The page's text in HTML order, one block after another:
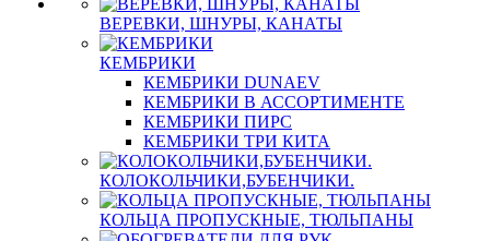
ВЕРЕВКИ, ШНУРЫ, КАНАТЫ
КЕМБРИКИ
КЕМБРИКИ DUNAEV
КЕМБРИКИ В АССОРТИМЕНТЕ
КЕМБРИКИ ПИРС
КЕМБРИКИ ТРИ КИТА
КОЛОКОЛЬЧИКИ,БУБЕНЧИКИ.
КОЛЬЦА ПРОПУСКНЫЕ, ТЮЛЬПАНЫ